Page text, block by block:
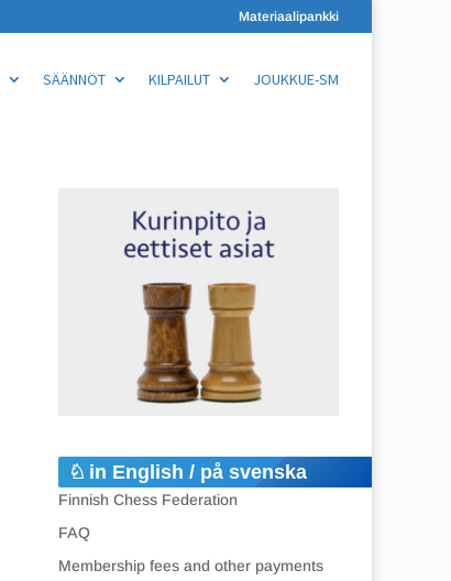
Materiaalipankki
SÄÄNNÖT KILPAILUT JOUKKUE-SM
in English / på svenska
Finnish Chess Federation
FAQ
Membership fees and other payments